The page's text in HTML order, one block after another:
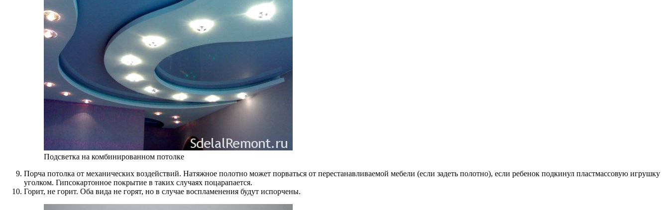
Подсветка на комбинированном потолке
Порча потолка от механических воздействий. Натяжное полотно может порваться от перестанавливаемой мебели (если задеть полотно), если ребенок подкинул пластмассовую игрушку
уголком. Гипсокартонное покрытие в таких случаях поцарапается.
Горит, не горит. Оба вида не горят, но в случае воспламенения будут испорчены.